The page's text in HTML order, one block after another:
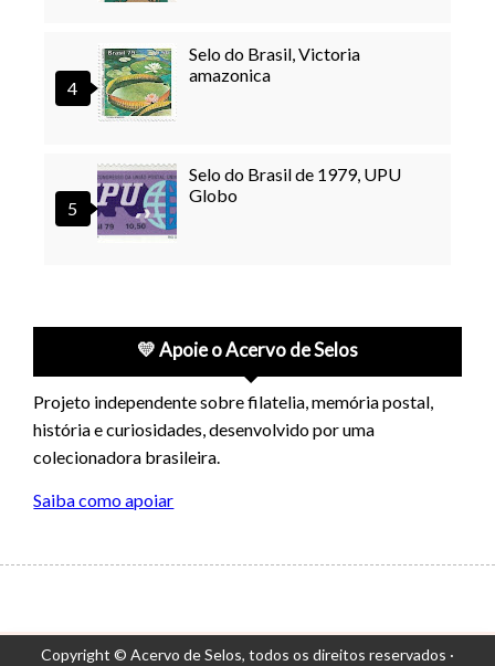
Selo do Brasil, Victoria
amazonica
Selo do Brasil de 1979, UPU
Globo
💛 Apoie o Acervo de Selos
Projeto independente sobre filatelia, memória postal,
história e curiosidades, desenvolvido por uma
colecionadora brasileira.
Saiba como apoiar
Copyright © Acervo de Selos, todos os direitos reservados ·